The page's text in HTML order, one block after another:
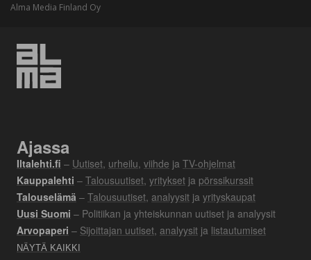
Alma Media Finland Oy